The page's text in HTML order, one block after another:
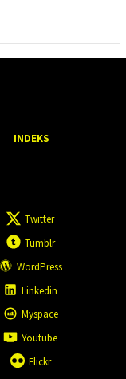
INDEKS
Twitter
Tumblr
WordPress
Linkedin
Myspace
Youtube
Flickr